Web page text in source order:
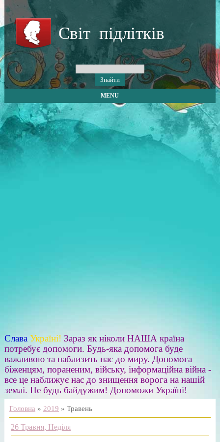
Світ підлітків
MENU
Слава Україні! Зараз як ніколи НАША країна
потребує допомоги. Будь-яка допомога буде
важливою та наблизить нас до миру. Допомога
біженцям, пораненим, війську, інформаційна війна -
все це наближує нас до знищення ворога на нашій
землі. Не будь байдужим! Допоможи Україні!
Головна » 2019 » Травень
26 Травня, Неділя